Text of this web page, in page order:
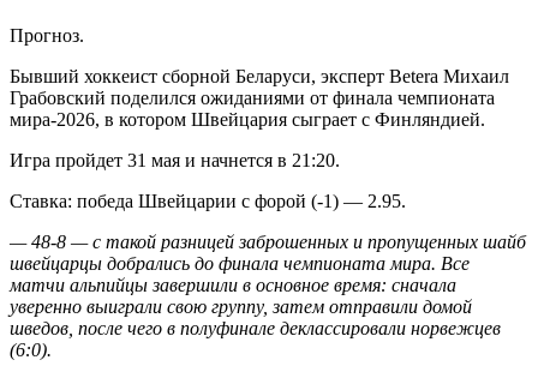
Прогноз.
Бывший хоккеист сборной Беларуси, эксперт Betera Михаил
Грабовский поделился ожиданиями от финала чемпионата
мира-2026, в котором Швейцария сыграет с Финляндией.
Игра пройдет 31 мая и начнется в 21:20.
Ставка: победа Швейцарии с форой (-1) — 2.95.
— 48-8 — с такой разницей заброшенных и пропущенных шайб
швейцарцы добрались до финала чемпионата мира. Все
матчи альпийцы завершили в основное время: сначала
уверенно выиграли свою группу, затем отправили домой
шведов, после чего в полуфинале деклассировали норвежцев
(6:0).